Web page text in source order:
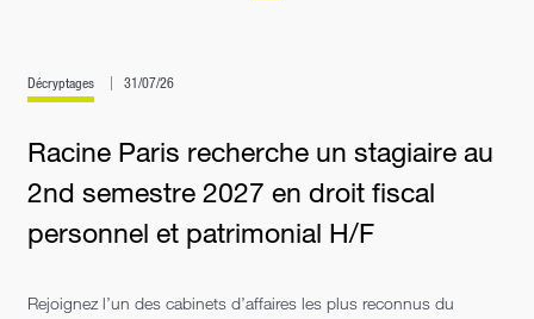
Décryptages 31/07/26
Racine Paris recherche un stagiaire au
2nd semestre 2027 en droit fiscal
personnel et patrimonial H/F
Rejoignez l’un des cabinets d’affaires les plus reconnus du